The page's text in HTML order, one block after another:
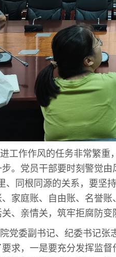
工作作风的任务非常繁
。党员干部要时刻警觉
、同根同源的关系，要坚
家庭账、自由账、名誉
、亲情关，筑牢拒腐防变
党委副书记、纪委书记
求，一是要充分发挥监